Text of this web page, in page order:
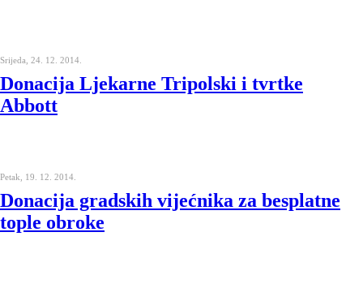
Srijeda, 24. 12. 2014.
Donacija Ljekarne Tripolski i tvrtke
Abbott
Petak, 19. 12. 2014.
Donacija gradskih vijećnika za besplatne
tople obroke